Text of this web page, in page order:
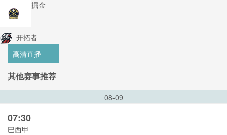
掘金
开拓者
高清直播
其他赛事推荐
08-09
07:30
巴西甲